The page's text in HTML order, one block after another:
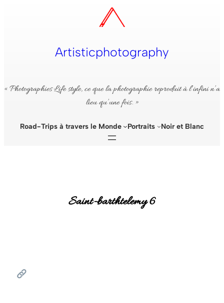
Artisticphotography
« Photographies Life style, ce que la photographie reproduit à l’infini n’a
lieu qu’une fois. »
Road-Trips à travers le Monde Portraits Noir et Blanc
Saint-barthtelemy 6